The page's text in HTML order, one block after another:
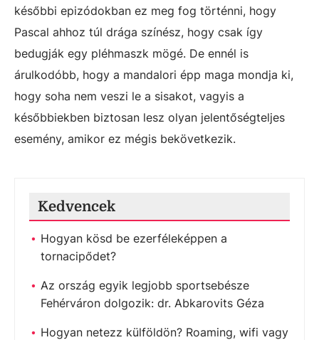
későbbi epizódokban ez meg fog történni, hogy
Pascal ahhoz túl drága színész, hogy csak így
bedugják egy pléhmaszk mögé. De ennél is
árulkodóbb, hogy a mandalori épp maga mondja ki,
hogy soha nem veszi le a sisakot, vagyis a
későbbiekben biztosan lesz olyan jelentőségteljes
esemény, amikor ez mégis bekövetkezik.
Kedvencek
Hogyan kösd be ezerféleképpen a
tornacipődet?
Az ország egyik legjobb sportsebésze
Fehérváron dolgozik: dr. Abkarovits Géza
Hogyan netezz külföldön? Roaming, wifi vagy